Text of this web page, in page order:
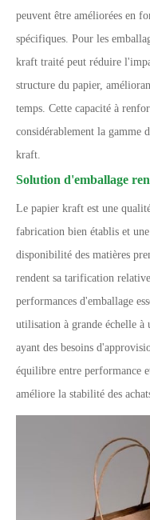
peuvent être améliorées en
spécifiques. Pour les
kraft traité peut réduire
structure du papier,
temps. Cette capacité à
considérablement la gamme
kraft.
Solution d'emballage
Le papier kraft est une
fabrication bien établis et
disponibilité des matières
rendent sa tarification
performances d'emballage
utilisation à grande échelle à
ayant des besoins
équilibre entre performance
améliore la stabilité des